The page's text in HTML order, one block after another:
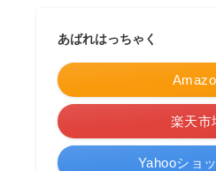
あばれはっちゃく
楽天市
Yahooショ